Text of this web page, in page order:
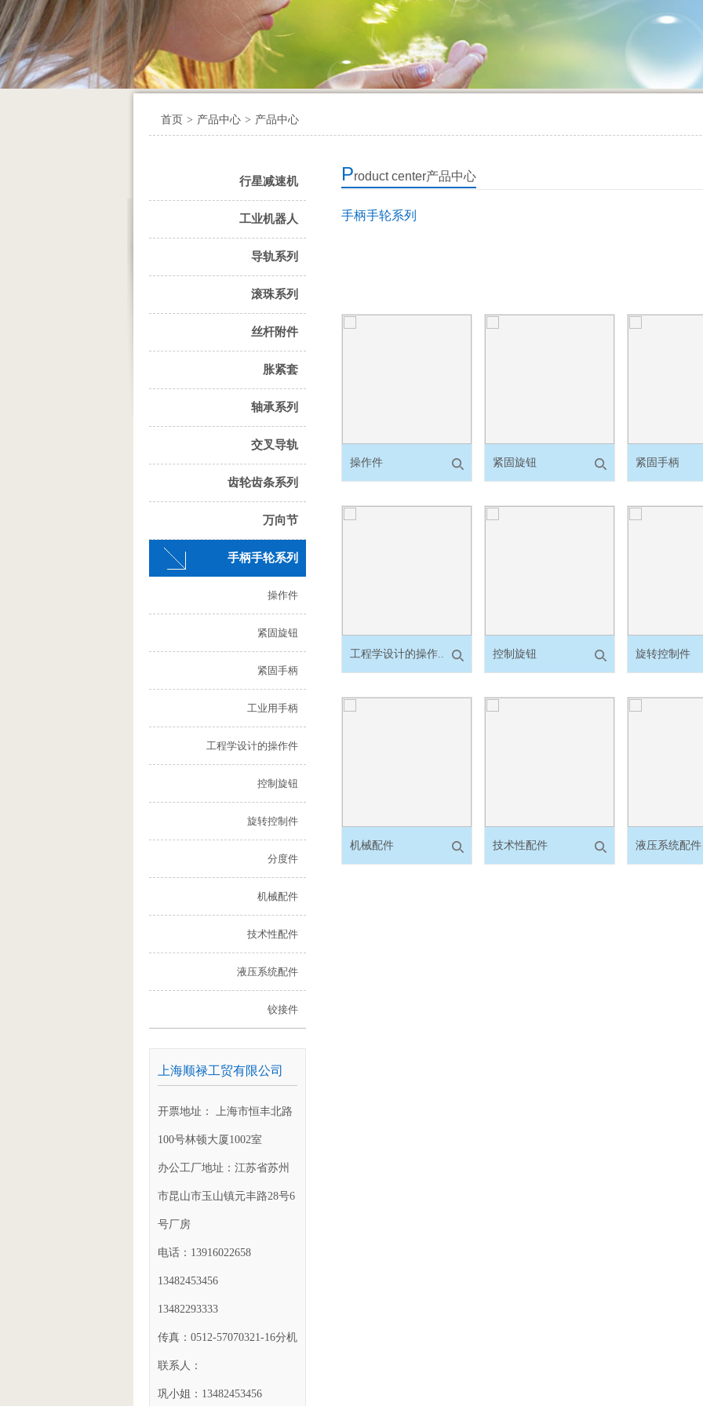
首页 > 产品中心 > 产品中心
行星减速机
工业机器人
导轨系列
滚珠系列
丝杆附件
胀紧套
轴承系列
交叉导轨
齿轮齿条系列
万向节
手柄手轮系列
操作件
紧固旋钮
紧固手柄
工业用手柄
工程学设计的操作件
控制旋钮
旋转控制件
分度件
机械配件
技术性配件
液压系统配件
铰接件
上海顺禄工贸有限公司
开票地址： 上海市恒丰北路
100号林顿大厦1002室
办公工厂地址：江苏省苏州
市昆山市玉山镇元丰路28号6
号厂房
电话：13916022658
13482453456
13482293333
传真：0512-57070321-16分机
联系人：
巩小姐：13482453456
Product center产品中心
手柄手轮系列
操作件 紧固旋钮 紧固手柄
工程学设计的操作.. 控制旋钮 旋转控制件
机械配件 技术性配件 液压系统配件